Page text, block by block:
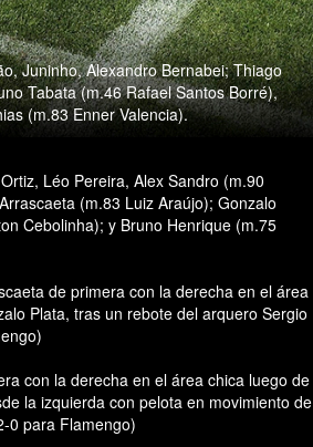
Juninho, Alexandro Bernabei; Thiago
Tabata (m.46 Rafael Santos Borré),
(m.83 Enner Valencia).
Léo Pereira, Alex Sandro (m.90
(m.83 Luiz Araújo); Gonzalo
Cebolinha); y Bruno Henrique (m.75
de primera con la derecha en el área
Plata, tras un rebote del arquero Sergio
con la derecha en el área chica luego de
la izquierda con pelota en movimiento de
0 para Flamengo)